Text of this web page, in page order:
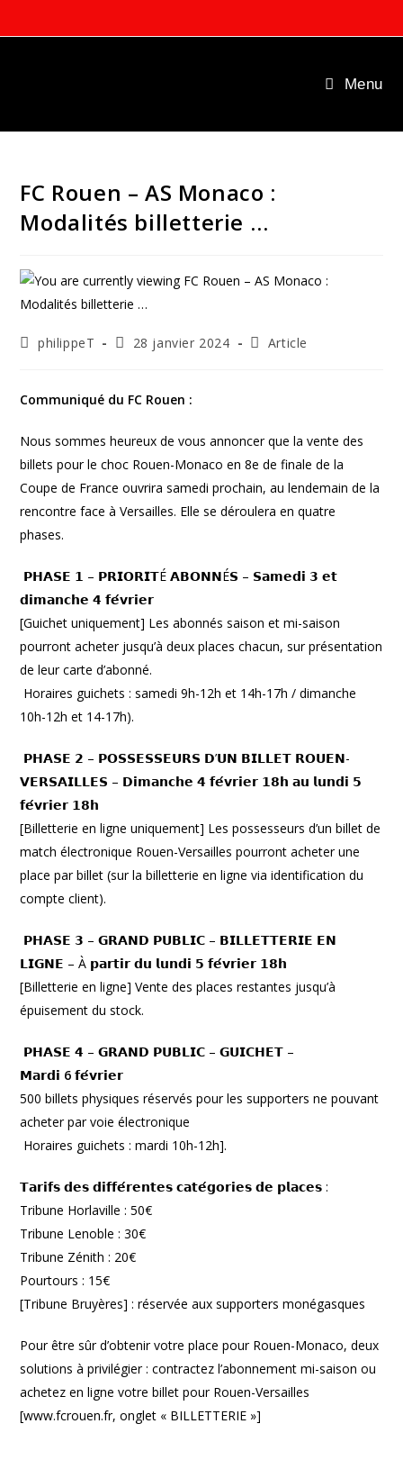
to
Menu
FC Rouen – AS Monaco :
Modalités billetterie …
Auteur/autrice
publication :
philippeT
Publication
28 janvier 2024
PostArticle
Communiqué du FC Rouen :
Nous sommes heureux de vous annoncer que la vente des
billets pour le choc Rouen-Monaco en 8e de finale de la
Coupe de France ouvrira samedi prochain, au lendemain de la
rencontre face à Versailles. Elle se déroulera en quatre
phases.
𝗣𝗛𝗔𝗦𝗘 𝟭 – 𝗣𝗥𝗜𝗢𝗥𝗜𝗧É 𝗔𝗕𝗢𝗡𝗡É𝗦 – 𝗦𝗮𝗺𝗲𝗱𝗶 𝟯 𝗲𝘁
𝗱𝗶𝗺𝗮𝗻𝗰𝗵𝗲 𝟰 𝗳𝗲́𝘃𝗿𝗶𝗲𝗿
[Guichet uniquement] Les abonnés saison et mi-saison
pourront acheter jusqu’à deux places chacun, sur présentation
de leur carte d’abonné.
Horaires guichets : samedi 9h-12h et 14h-17h / dimanche
10h-12h et 14-17h).
𝗣𝗛𝗔𝗦𝗘 𝟮 – 𝗣𝗢𝗦𝗦𝗘𝗦𝗦𝗘𝗨𝗥𝗦 𝗗’𝗨𝗡 𝗕𝗜𝗟𝗟𝗘𝗧 𝗥𝗢𝗨𝗘𝗡-
𝗩𝗘𝗥𝗦𝗔𝗜𝗟𝗟𝗘𝗦 – 𝗗𝗶𝗺𝗮𝗻𝗰𝗵𝗲 𝟰 𝗳𝗲́𝘃𝗿𝗶𝗲𝗿 𝟭𝟴𝗵 𝗮𝘂 𝗹𝘂𝗻𝗱𝗶 𝟱
𝗳𝗲́𝘃𝗿𝗶𝗲𝗿 𝟭𝟴𝗵
[Billetterie en ligne uniquement] Les possesseurs d’un billet de
match électronique Rouen-Versailles pourront acheter une
place par billet (sur la billetterie en ligne via identification du
compte client).
𝗣𝗛𝗔𝗦𝗘 𝟯 – 𝗚𝗥𝗔𝗡𝗗 𝗣𝗨𝗕𝗟𝗜𝗖 – 𝗕𝗜𝗟𝗟𝗘𝗧𝗧𝗘𝗥𝗜𝗘 𝗘𝗡
𝗟𝗜𝗚𝗡𝗘 – À 𝗽𝗮𝗿𝘁𝗶𝗿 𝗱𝘂 𝗹𝘂𝗻𝗱𝗶 𝟱 𝗳𝗲́𝘃𝗿𝗶𝗲𝗿 𝟭𝟴𝗵
[Billetterie en ligne] Vente des places restantes jusqu’à
épuisement du stock.
𝗣𝗛𝗔𝗦𝗘 𝟰 – 𝗚𝗥𝗔𝗡𝗗 𝗣𝗨𝗕𝗟𝗜𝗖 – 𝗚𝗨𝗜𝗖𝗛𝗘𝗧 –
𝗠𝗮𝗿𝗱𝗶 6 𝗳𝗲́𝘃𝗿𝗶𝗲𝗿
500 billets physiques réservés pour les supporters ne pouvant
acheter par voie électronique
Horaires guichets : mardi 10h-12h].
𝗧𝗮𝗿𝗶𝗳𝘀 𝗱𝗲𝘀 𝗱𝗶𝗳𝗳𝗲́𝗿𝗲𝗻𝘁𝗲𝘀 𝗰𝗮𝘁𝗲́𝗴𝗼𝗿𝗶𝗲𝘀 𝗱𝗲 𝗽𝗹𝗮𝗰𝗲𝘀 :
Tribune Horlaville : 50€
Tribune Lenoble : 30€
Tribune Zénith : 20€
Pourtours : 15€
[Tribune Bruyères] : réservée aux supporters monégasques
Pour être sûr d’obtenir votre place pour Rouen-Monaco, deux
solutions à privilégier : contractez l’abonnement mi-saison ou
achetez en ligne votre billet pour Rouen-Versailles
[www.fcrouen.fr, onglet « BILLETTERIE »]